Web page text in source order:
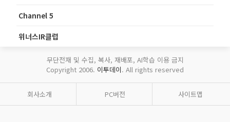
Channel 5
위너스IR클럽
무단전재 및 수집, 복사, 재배포, AI학습 이용 금지
Copyright 2006. 이투데이. All rights reserved
회사소개 PC버전 사이트맵